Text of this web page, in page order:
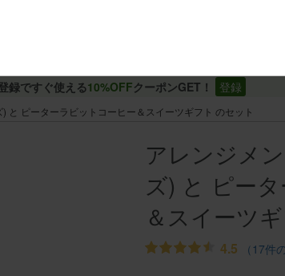
録ですぐ使える10%OFFクーポンGET！ 登録
と ピーターラビットコーヒー＆スイーツギフト のセット
アレンジメ
ズ) と ピー
＆スイーツ
4.5 （17件